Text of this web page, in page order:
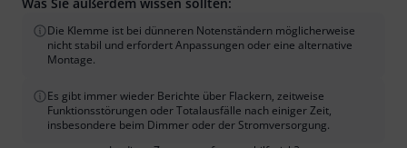
Die Klemme ist bei dünneren Notenständern möglicherweise
nicht stabil und erfordert Anpassungen oder eine alternative
Montage.
Es gibt immer wieder Berichte über Flackern, zeitweise
Funktionsstörungen oder Totalausfälle nach einiger Zeit,
insbesondere beim Dimmer oder der Stromversorgung.